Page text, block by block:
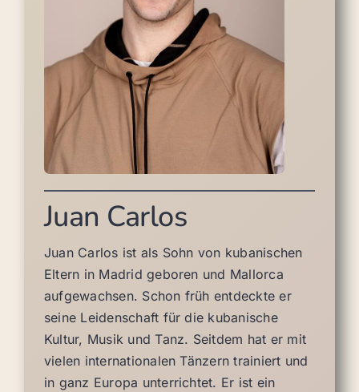
Juan Carlos
Juan Carlos ist als Sohn von kubanischen
Eltern in Madrid geboren und Mallorca
aufgewachsen. Schon früh entdeckte er
seine Leidenschaft für die kubanische
Kultur, Musik und Tanz. Seitdem hat er mit
vielen internationalen Tänzern trainiert und
in ganz Europa unterrichtet. Er ist ein